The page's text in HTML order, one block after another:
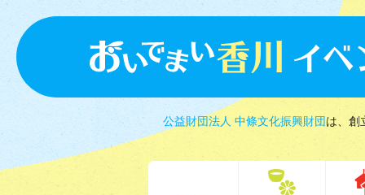
公益財団法人 中條文化振興財団は、創